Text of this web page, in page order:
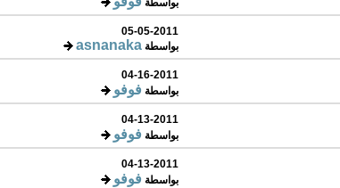
بواسطة
05-05-2011
بواسطة asnanaka
04-16-2011
بواسطة فوفو
04-13-2011
بواسطة فوفو
04-13-2011
بواسطة فوفو